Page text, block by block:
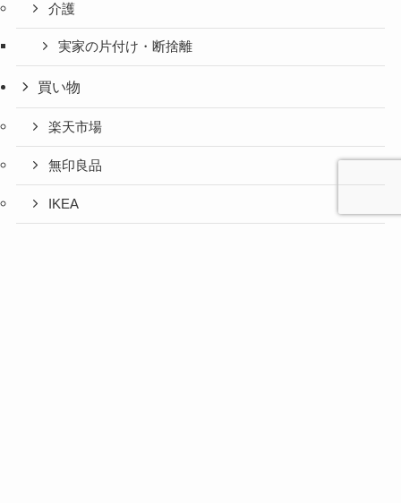
介護
実家の片付け・断捨離
買い物
楽天市場
無印良品
IKEA